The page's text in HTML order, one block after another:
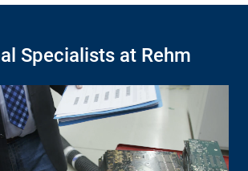
Specialists at Rehm